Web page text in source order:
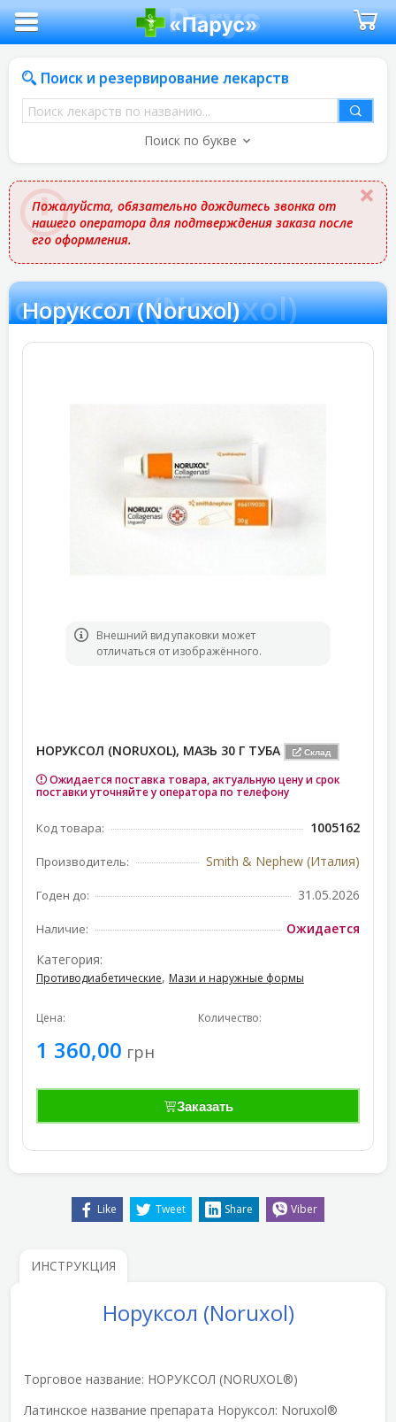
Поиск и резервирование лекарств
Поиск
лекарств
названию
Поиск по букве
Пожалуйста, обязательно дождитесь звонка от
нашего оператора для подтверждения заказа после
его оформления.
(Noruxol)
Норуксол (Noruxol)
Bнешний вид упаковки может
отличаться от изображённого.
НОРУКСОЛ (NORUXOL), МАЗЬ 30 Г ТУБА Склад
Ожидается поставка товара, актуальную цену и срок
поставки уточняйте у оператора по телефону
Код товара: 1005162
Производитель: Smith & Nephew (Италия)
Годен до: 31.05.2026
Наличие:
Ожидается
Категория:
Противодиабетические, Мази и наружные формы
Цена:
1 360,00 грн
Количество:
Заказать
Like Tweet Share Viber
ИНСТРУКЦИЯ
Норуксол (Noruxol)
Торговое название: НОРУКСОЛ (NORUXOL®)
Латинское название препарата Норуксол: Noruxol®